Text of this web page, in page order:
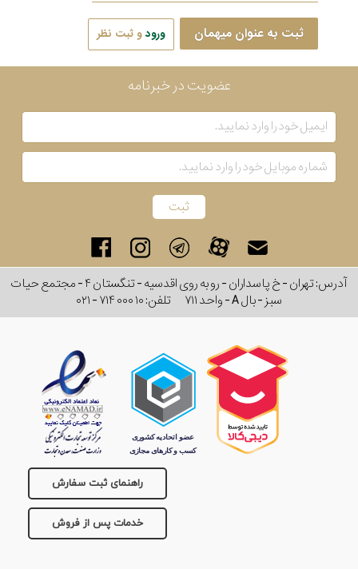
ثبت به عنوان میهمان ورودو ثبت نظر
عضویت در خبرنامه
آدرس: تهران - خ پاسداران - رو به روی اقدسیه - تنگستان ۴ - مجتمع حیات
سبز - بال A - واحد ۷۱۱
تلفن:۰۲۱ - ۷۱۴ ۰۰۰ ۱۰
راهنمای ثبت سفارش
خدمات پس از فروش